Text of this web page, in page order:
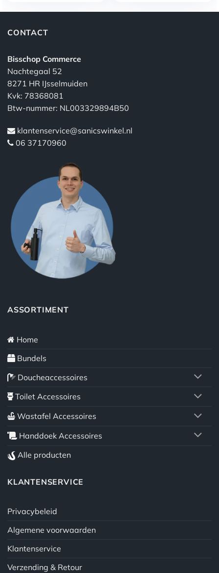
CONTACT
Bisschop Commerce
Nachtegaal 52
8271 HR IJsselmuiden
Kvk: 78368081
Btw-nummer: NL003329894B50
klantenservice@sanicswinkel.nl
06 37170960
ASSORTIMENT
Home
Bundels
Doucheaccessoires
Toilet Accessoires
Wastafel Accessoires
Handdoek Accessoires
Alle producten
KLANTENSERVICE
Privacybeleid
Algemene voorwaarden
Klantenservice
Verzending & Retour